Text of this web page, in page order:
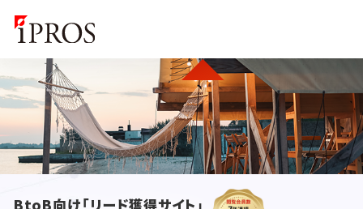
BtoB向け「リード獲得サイト」